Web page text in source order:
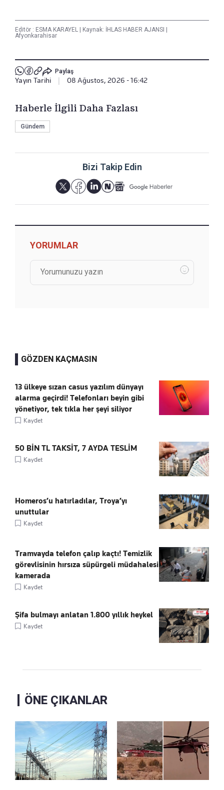
Editör : ESMA KARAYEL | Kaynak: İHLAS HABER AJANSI |
Afyonkarahisar
Paylaş
Yayın Tarihi 08 Ağustos, 2026 - 16:42
Haberle İlgili Daha Fazlası
Gündem
Bizi Takip Edin
YORUMLAR
GÖZDEN KAÇMASIN
13 ülkeye sızan casus yazılım dünyayı
alarma geçirdi! Telefonları beyin gibi
yönetiyor, tek tıkla her şeyi siliyor
Kaydet
50 BİN TL TAKSİT, 7 AYDA TESLİM
Kaydet
Homeros’u hatırladılar, Troya’yı
unuttular
Kaydet
Tramvayda telefon çalıp kaçtı! Temizlik
görevlisinin hırsıza süpürgeli müdahalesi
kamerada
Kaydet
Şifa bulmayı anlatan 1.800 yıllık heykel
Kaydet
ÖNE ÇIKANLAR